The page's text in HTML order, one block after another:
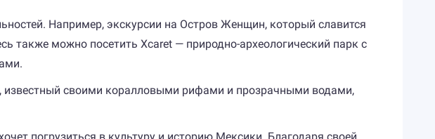
Например, экскурсии на Остров Женщин, который славится
также можно посетить Xcaret — природно-археологический парк с
своими коралловыми рифами и прозрачными водами,